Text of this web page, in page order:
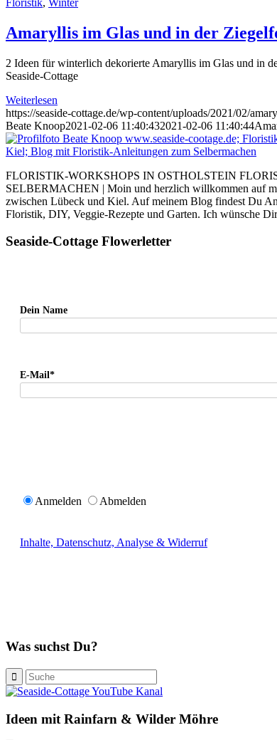
Amaryllis im Glas und in der
2 Ideen für winterlich dekorierte Amaryllis im Glas und in
Seaside-Cottage
Weiterlesen
https://seaside-cottage.de/wp-content/uploads/2021/02/
Beate Knoop2021-02-06 11:40:432021-02-06 11:40:44
FLORISTIK-WORKSHOPS IN OSTHOLSTEIN
SELBERMACHEN | Moin und herzlich willkommen auf
zwischen Lübeck und Kiel. Auf meinem Blog findest Du
Floristik, DIY, Veggie-Rezepte und Garten. Ich wünsche
Seaside-Cottage Flowerletter
Dein Name
E-Mail*
Anmelden Abmelden
Inhalte, Datenschutz, Analyse & Widerruf
Was suchst Du?
Ideen mit Rainfarn & Wilder Möhre